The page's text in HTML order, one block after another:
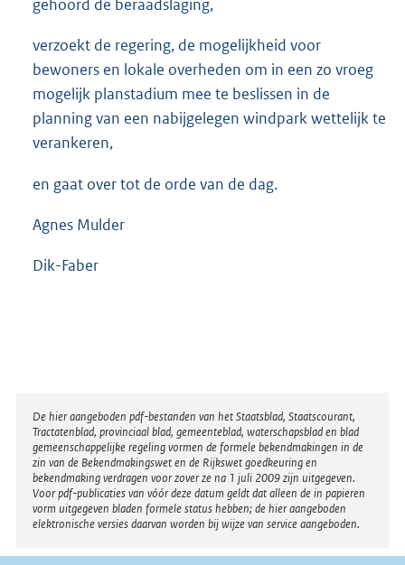
gehoord de beraadslaging,
verzoekt de regering, de mogelijkheid voor
bewoners en lokale overheden om in een zo vroeg
mogelijk planstadium mee te beslissen in de
planning van een nabijgelegen windpark wettelijk te
verankeren,
en gaat over tot de orde van de dag.
Agnes Mulder
Dik-Faber
Disclaimer
De hier aangeboden pdf-bestanden van het Staatsblad, Staatscourant,
Tractatenblad, provinciaal blad, gemeenteblad, waterschapsblad en blad
gemeenschappelijke regeling vormen de formele bekendmakingen in de
zin van de Bekendmakingswet en de Rijkswet goedkeuring en
bekendmaking verdragen voor zover ze na 1 juli 2009 zijn uitgegeven.
Voor pdf-publicaties van vóór deze datum geldt dat alleen de in papieren
vorm uitgegeven bladen formele status hebben; de hier aangeboden
elektronische versies daarvan worden bij wijze van service aangeboden.